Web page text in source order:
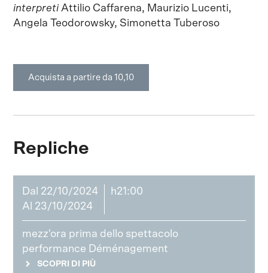
interpretiAttilio Caffarena, Maurizio Lucenti,
Angela Teodorowsky, Simonetta Tuberoso
Acquista a partire da 10,10
Repliche
Dal 22/10/2024
Al 23/10/2024
h21:00
mezz'ora prima dello spettacolo
performance Déménagement
SCOPRI DI PIÙ